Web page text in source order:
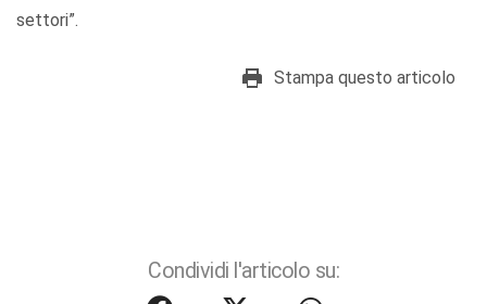
settori”.
Stampa questo articolo
Condividi l'articolo su: